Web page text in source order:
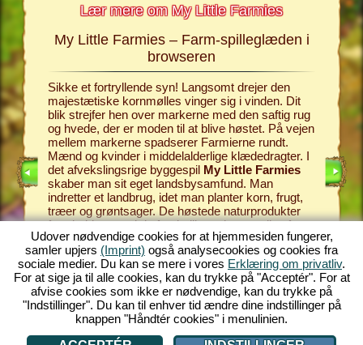
Lær mere om My Little Farmies
My Little Farmies – Farm-spilleglæden i
browseren
Sikke et fortryllende syn! Langsomt drejer den
majestætiske kornmølles vinger sig i vinden. Dit
blik strejfer hen over markerne med den saftig rug
og hvede, der er moden til at blive høstet. På vejen
mellem markerne spadserer Farmierne rundt.
Mænd og kvinder i middelalderlige klædedragter. I
det afvekslingsrige byggespil My Little Farmies
skaber man sit eget landsbysamfund. Man
indretter et landbrug, idet man planter korn, frugt,
træer og grøntsager. De høstede naturprodukter
forarbejder man i de forskellige erhverv – lige fra
kornmøllen og saftpressen til mejeriet. My Little
Farmies tilbyder én ren farm-spilleglæde med sine
talrige muligheder og funktioner! Oplev farm-
spillets fascinerende verden og spil gratis med nu!
I det
skaber
opfører
og et
køer,
sælge.
som et
hvilke
Dalere,
hvilke
i
gårdejer
til en
den
nu!
Udover nødvendige cookies for at hjemmesiden fungerer,
samler upjers (Imprint) også analysecookies og cookies fra
sociale medier. Du kan se mere i vores Erklæring om privatliv.
For at sige ja til alle cookies, kan du trykke på "Acceptér". For at
afvise cookies som ikke er nødvendige, kan du trykke på
"Indstillinger". Du kan til enhver tid ændre dine indstillinger på
knappen "Håndtér cookies" i menulinien.